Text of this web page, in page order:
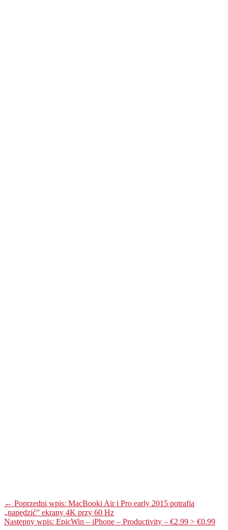
← Poprzedni wpis: MacBooki Air i Pro early 2015 potrafią
„napędzić” ekrany 4K przy 60 Hz
Następny wpis: EpicWin – iPhone – Productivity – €2.99 > €0.99